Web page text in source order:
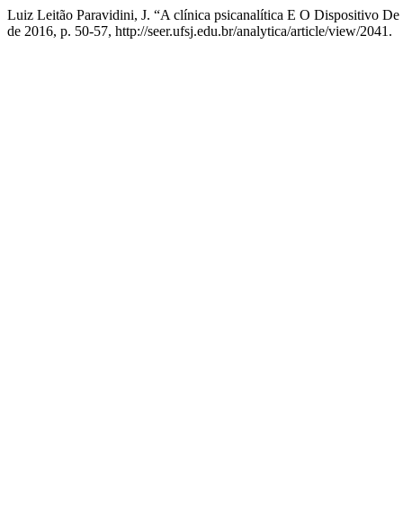
Luiz Leitão Paravidini, J. “A clínica psicanalítica E O Dispositivo
de 2016, p. 50-57, http://seer.ufsj.edu.br/analytica/article/view/2041.